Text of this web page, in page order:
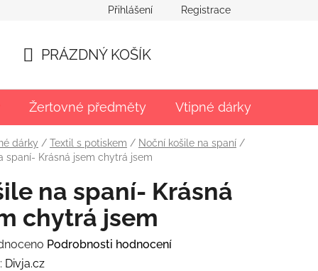
Přihlášení Registrace
KOŠÍK
PRÁZDNÝ KOŠÍK
Žertovné předměty Vtipné dárky
dárky / Textil s potiskem / Noční košile na spaní /
spaní- Krásná jsem chytrá jsem
na spaní- Krásná
chytrá jsem
Podrobnosti hodnocení
Divja.cz